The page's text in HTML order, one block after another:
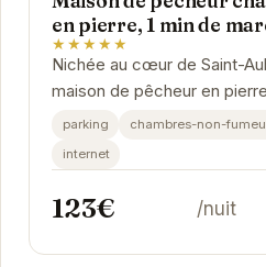
en pierre, 1 min de
★★★★★
Nichée au cœur de Saint-
maison de pêcheur en
pour des vacances
parking chambres-non-
internet
123€ /nuit